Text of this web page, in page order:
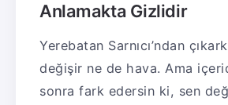
Anlamakta Gizlidir
Yerebatan Sarnıcı’ndan
değişir ne de hava. Ama
sonra fark edersin ki, sen